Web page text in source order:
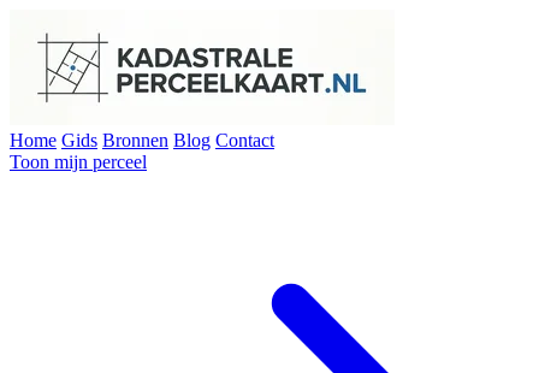
Home Gids Bronnen Blog Contact
Toon mijn perceel